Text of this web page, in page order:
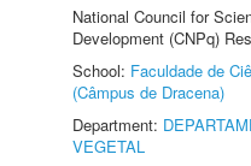
National Council for
Development (CNPq)
School: Faculdade de
(Câmpus de Dracena)
Department:
VEGETAL